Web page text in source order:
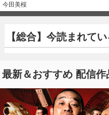
今田美桜
【総合】今読まれて
最新＆おすすめ 配信作